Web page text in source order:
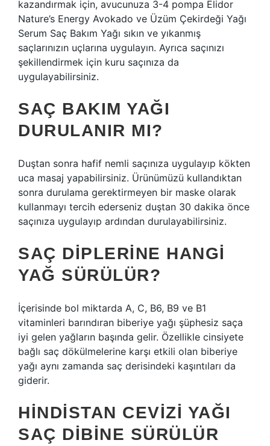
kazandırmak için, avucunuza 3-4 pompa Elidor
Nature’s Energy Avokado ve Üzüm Çekirdeği Yağı
Serum Saç Bakım Yağı sıkın ve yıkanmış
saçlarınızın uçlarına uygulayın. Ayrıca saçınızı
şekillendirmek için kuru saçınıza da
uygulayabilirsiniz.
SAÇ BAKIM YAĞI
DURULANIR MI?
Duştan sonra hafif nemli saçınıza uygulayıp kökten
uca masaj yapabilirsiniz. Ürünümüzü kullandıktan
sonra durulama gerektirmeyen bir maske olarak
kullanmayı tercih ederseniz duştan 30 dakika önce
saçınıza uygulayıp ardından durulayabilirsiniz.
SAÇ DIPLERINE HANGI
YAĞ SÜRÜLÜR?
İçerisinde bol miktarda A, C, B6, B9 ve B1
vitaminleri barındıran biberiye yağı şüphesiz saça
iyi gelen yağların başında gelir. Özellikle cinsiyete
bağlı saç dökülmelerine karşı etkili olan biberiye
yağı aynı zamanda saç derisindeki kaşıntıları da
giderir.
HINDISTAN CEVIZI YAĞI
SAÇ DIBINE SÜRÜLÜR